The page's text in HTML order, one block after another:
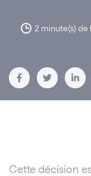
2 minute(s) de
Cette décision